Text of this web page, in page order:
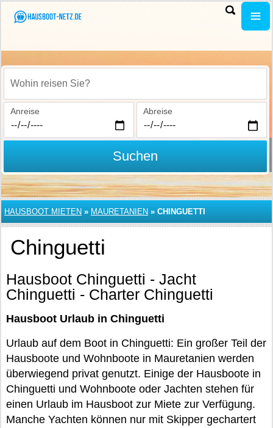
Wohin reisen Sie?
Anreise Abreise
Suchen
HAUSBOOT MIETEN » MAURETANIEN » CHINGUETTI
Chinguetti
Hausboot Chinguetti - Jacht
Chinguetti - Charter Chinguetti
Hausboot Urlaub in Chinguetti
Urlaub auf dem Boot in Chinguetti: Ein großer Teil der
Hausboote und Wohnboote in Mauretanien werden
überwiegend privat genutzt. Einige der Hausboote in
Chinguetti und Wohnboote oder Jachten stehen für
einen Urlaub im Hausboot zur Miete zur Verfügung.
Manche Yachten können nur mit Skipper gechartert